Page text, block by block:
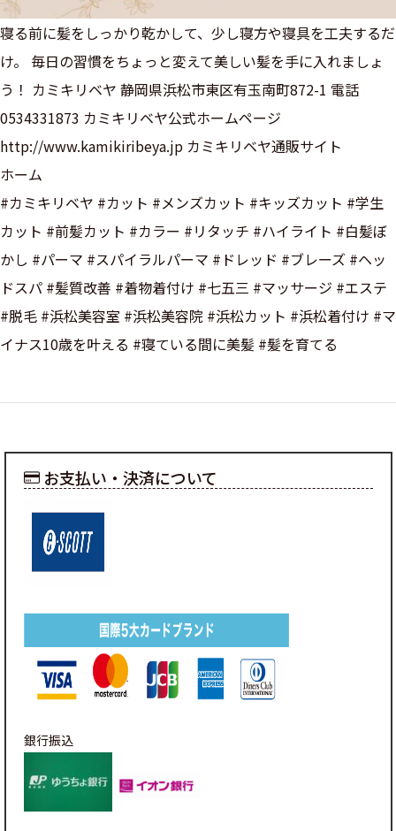
寝る前に髪をしっかり乾かして、少し寝方や寝具を工夫するだ
け。 毎日の習慣をちょっと変えて美しい髪を手に入れましょ
う！ カミキリベヤ 静岡県浜松市東区有玉南町872-1 電話
0534331873 カミキリベヤ公式ホームページ
http://www.kamikiribeya.jp カミキリベヤ通販サイト
ホーム
#カミキリベヤ #カット #メンズカット #キッズカット #学生
カット #前髪カット #カラー #リタッチ #ハイライト #白髪ぼ
かし #パーマ #スパイラルパーマ #ドレッド #ブレーズ #ヘッ
ドスパ #髪質改善 #着物着付け #七五三 #マッサージ #エステ
#脱毛 #浜松美容室 #浜松美容院 #浜松カット #浜松着付け #マ
イナス10歳を叶える #寝ている間に美髪 #髪を育てる
お支払い・決済について
銀行振込